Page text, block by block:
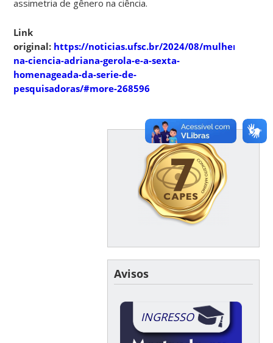
assimetria de gênero na ciência.
Link
original: https://noticias.ufsc.br/2024/08/mulheres-
na-ciencia-adriana-gerola-e-a-sexta-
homenageada-da-serie-de-
pesquisadoras/#more-268596
Avisos
INGRESSO